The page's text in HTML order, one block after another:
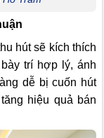
hút sẽ kích thích
trí hợp lý, ánh
dễ bị cuốn hút
hiệu quả bán